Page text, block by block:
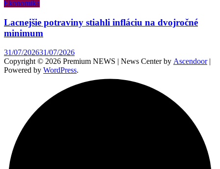
Ekonomika
Lacnejšie potraviny stiahli infláciu na dvojročné
minimum
31/07/202631/07/2026
Copyright © 2026 Premium NEWS | News Center by Ascendoor|
Powered by WordPress.